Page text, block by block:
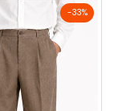
-33%